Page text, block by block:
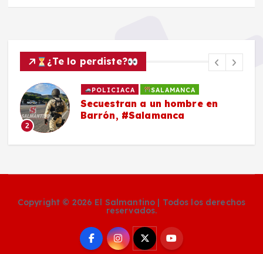
¿Te lo perdiste?
2
POLICIACA SALAMANCA
Secuestran a un hombre en
Barrón, #Salamanca
Copyright © 2026 El Salmantino | Todos los derechos
reservados.